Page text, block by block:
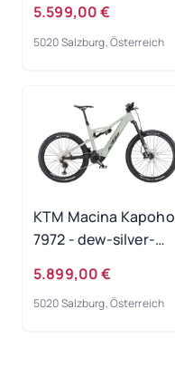
5.599,00 €
5020 Salzburg, Österreich
KTM Macina Kapoho
7972 - dew-silver-
M
5.899,00 €
5020 Salzburg, Österreich